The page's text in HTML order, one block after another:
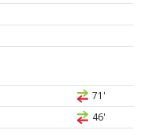
71'
46'